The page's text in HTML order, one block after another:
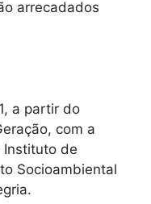
arrecadados
a partir do
com a
Instituto de
Socioambiental